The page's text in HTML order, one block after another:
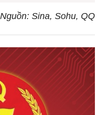
Nguồn: Sina, Sohu, QQ